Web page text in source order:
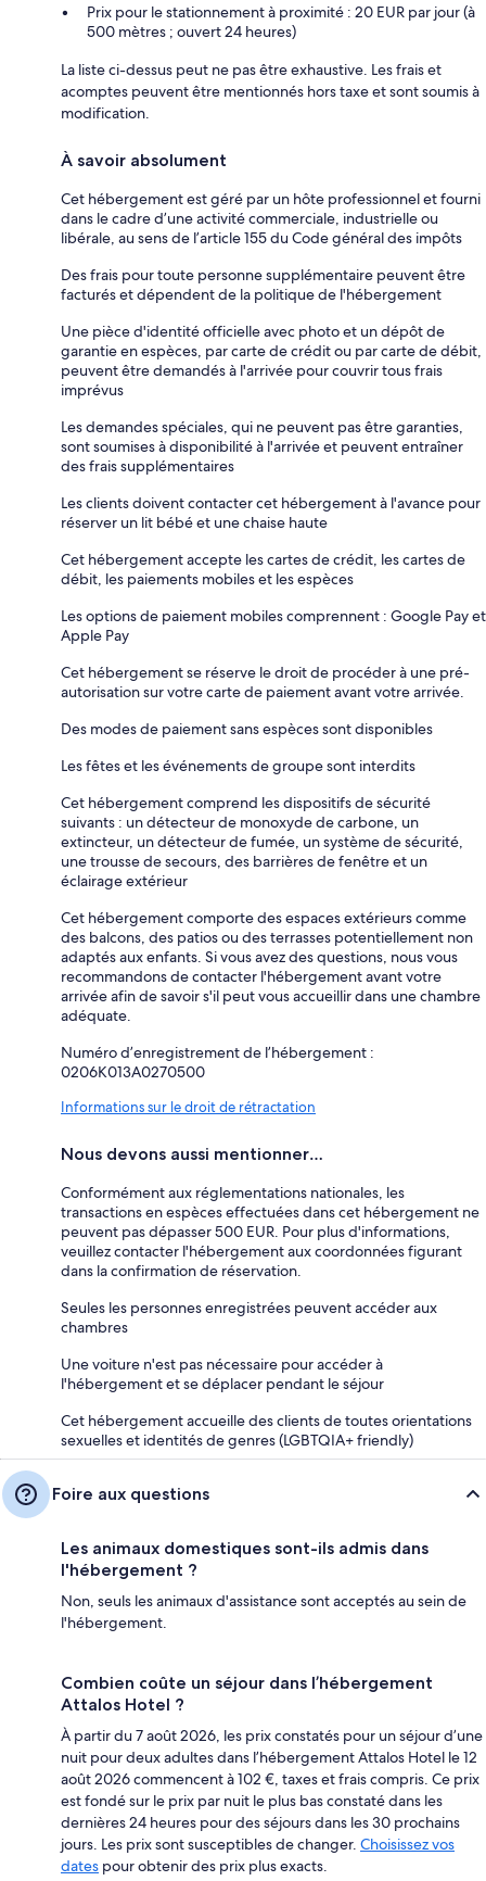
Prix pour le stationnement à proximité : 20 EUR par jour (à
500 mètres ; ouvert 24 heures)
La liste ci-dessus peut ne pas être exhaustive. Les frais et
acomptes peuvent être mentionnés hors taxe et sont soumis à
modification.
À savoir absolument
Cet hébergement est géré par un hôte professionnel et fourni
dans le cadre d’une activité commerciale, industrielle ou
libérale, au sens de l’article 155 du Code général des impôts
Des frais pour toute personne supplémentaire peuvent être
facturés et dépendent de la politique de l'hébergement
Une pièce d'identité officielle avec photo et un dépôt de
garantie en espèces, par carte de crédit ou par carte de débit,
peuvent être demandés à l'arrivée pour couvrir tous frais
imprévus
Les demandes spéciales, qui ne peuvent pas être garanties,
sont soumises à disponibilité à l'arrivée et peuvent entraîner
des frais supplémentaires
Les clients doivent contacter cet hébergement à l'avance pour
réserver un lit bébé et une chaise haute
Cet hébergement accepte les cartes de crédit, les cartes de
débit, les paiements mobiles et les espèces
Les options de paiement mobiles comprennent : Google Pay et
Apple Pay
Cet hébergement se réserve le droit de procéder à une pré-
autorisation sur votre carte de paiement avant votre arrivée.
Des modes de paiement sans espèces sont disponibles
Les fêtes et les événements de groupe sont interdits
Cet hébergement comprend les dispositifs de sécurité
suivants : un détecteur de monoxyde de carbone, un
extincteur, un détecteur de fumée, un système de sécurité,
une trousse de secours, des barrières de fenêtre et un
éclairage extérieur
Cet hébergement comporte des espaces extérieurs comme
des balcons, des patios ou des terrasses potentiellement non
adaptés aux enfants. Si vous avez des questions, nous vous
recommandons de contacter l'hébergement avant votre
arrivée afin de savoir s'il peut vous accueillir dans une chambre
adéquate.
Numéro d’enregistrement de l’hébergement :
0206K013A0270500
Informations sur le droit de rétractation
Nous devons aussi mentionner…
Conformément aux réglementations nationales, les
transactions en espèces effectuées dans cet hébergement ne
peuvent pas dépasser 500 EUR. Pour plus d'informations,
veuillez contacter l'hébergement aux coordonnées figurant
dans la confirmation de réservation.
Seules les personnes enregistrées peuvent accéder aux
chambres
Une voiture n'est pas nécessaire pour accéder à
l'hébergement et se déplacer pendant le séjour
Cet hébergement accueille des clients de toutes orientations
sexuelles et identités de genres (LGBTQIA+ friendly)
Foire aux questions
Les animaux domestiques sont-ils admis dans
l'hébergement ?
Non, seuls les animaux d'assistance sont acceptés au sein de
l'hébergement.
Combien coûte un séjour dans l’hébergement
Attalos Hotel ?
À partir du 7 août 2026, les prix constatés pour un séjour d’une
nuit pour deux adultes dans l’hébergement Attalos Hotel le 12
août 2026 commencent à 102 €, taxes et frais compris. Ce prix
est fondé sur le prix par nuit le plus bas constaté dans les
dernières 24 heures pour des séjours dans les 30 prochains
jours. Les prix sont susceptibles de changer. Choisissez vos
dates pour obtenir des prix plus exacts.